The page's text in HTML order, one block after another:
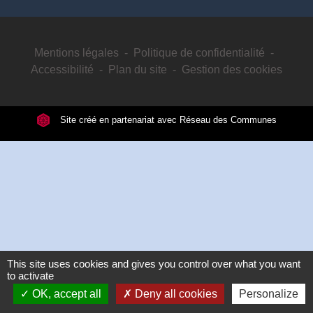
Mentions légales - Politique de confidentialité -
Accessibilité - Plan du site - Gestion des cookies
Site créé en partenariat avec Réseau des Communes
This site uses cookies and gives you control over what you want
to activate
OK, accept all
Deny all cookies Personalize